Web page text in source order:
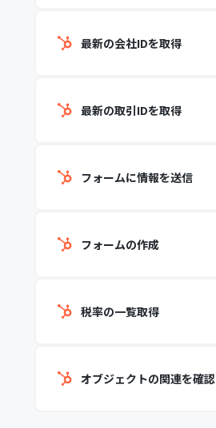
最新の会社IDを取得
最新の取引IDを取得
フォームに情報を送信
フォームの作成
税率の一覧取得
オブジェクトの関連を確認